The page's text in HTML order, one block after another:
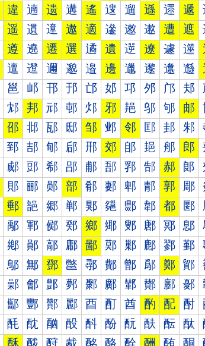
違 遖 遗 遘 遙 遚 遛 遜 遝 遞
遥 遦 遧 遨 適 遪 遫 遬 遭 遮
遵 遶 遷 選 遹 遺 遻 遼 遽 遾
邅 邆 邇 邈 邉 邊 邋 邌 邍 邎
邕 邖 邗 邘 邙 邚 邛 邜 邝 邞
邥 邦 邧 邨 邩 邪 邫 邬 邭 邮
邵 邶 邷 邸 邹 邺 邻 邼 邽 邾
郅 郆 郇 郈 郉 郊 郋 郌 郍 郎
郕 郖 郗 郘 郙 郚 郛 郜 郝 郞
郥 郦 郧 部 郩 郪 郫 郬 郭 郮
郵 郶 郷 郸 郹 郺 郻 郼 都 郾
鄅 鄆 鄇 鄈 鄉 鄊 鄋 鄌 鄍 鄎
鄕 鄖 鄗 鄘 鄙 鄚 鄛 鄜 鄝 鄞
鄥 鄦 鄧 鄨 鄩 鄪 鄫 鄬 鄭 鄮
鄵 鄶 鄷 鄸 鄹 鄺 鄻 鄼 鄽 鄾
酅 酆 酇 酈 酉 酊 酋 酌 配 酎
酕 酖 酗 酘 酙 酚 酛 酜 酝 酞
酥 酦 酧 酨 酩 酪 酫 酬 酭 酮